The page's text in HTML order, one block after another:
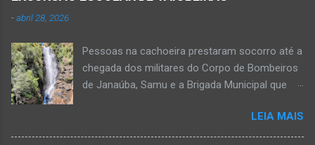
para o hospital na cidade de Monte Azul. Essa
do Suporte Aéreo Avançado de Vida (SAAV)
para unidade hospi...
-abril 28, 2026
Pessoas na cachoeira prestaram socorro até a
chegada dos militares do Corpo de Bombeiros
de Janaúba, Samu e a Brigada Municipal que
resistiu e foi a óbito Foto álbum pessoal Kauan
Pereira Alves publicou em sua rede social a
LEIA MAIS